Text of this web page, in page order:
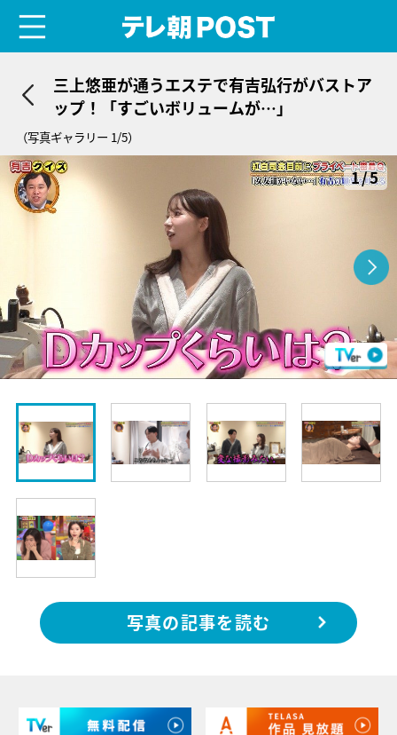
三上悠亜が通うエステで有吉弘行がバストア
ップ！「すごいボリュームが…」
（写真ギャラリー 1/5）
1/5
写真の記事を読む